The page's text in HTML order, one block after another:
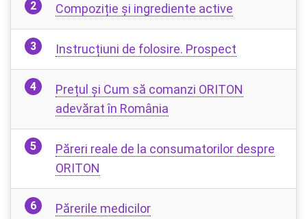
Compoziție și ingrediente active
Instrucțiuni de folosire. Prospect
Prețul și Cum să comanzi ORITON
adevărat în România
Păreri reale de la consumatorilor despre
ORITON
Părerile medicilor